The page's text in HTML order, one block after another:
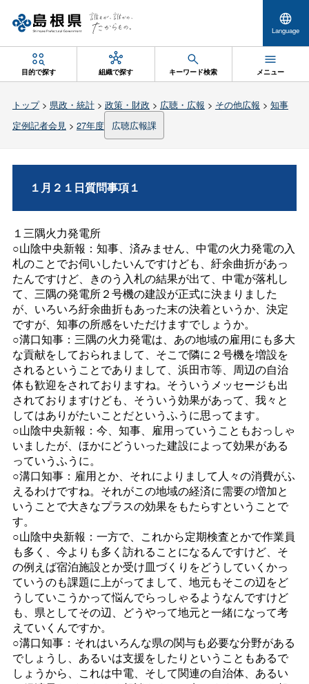
Language
目的で探す 組織で探す キーワード検索 メニュー
トップ> 県政・統計> 政策・財政 > 広聴・広報 > その他広報 > 知事
定例記者会見> 27年度 広聴広報課
１月２１日質問事項１
１三隅火力発電所
○山陰中央新報：知事、済みません、中電の火力発電の入
札のことでお伺いしたいんですけども、紆余曲折があっ
たんですけど、きのう入札の結果が出て、中電が落札し
て、三隅の発電所２号機の建設が正式に決まりました
が、いろいろ紆余曲折もあった末の決着というか、決定
ですが、知事の所感をいただけますでしょうか。
○溝口知事：三隅の火力発電は、あの地域の雇用にも多大
な貢献をしておられまして、そこで隣に２号機を増設を
されるということでありまして、浜田市等、周辺の自治
体も歓迎をされておりますね。そういうメッセージも出
されておりますけども、そういう効果があって、我々と
してはありがたいことだというふうに思ってます。
○山陰中央新報：今、知事、雇用っていうこともおっしゃ
いましたが、ほかにどういった建設によって効果がある
っていうふうに。
○溝口知事：雇用とか、それによりまして人々の消費がふ
えるわけですね。それがこの地域の経済に需要の増加と
いうことで大きなプラスの効果をもたらすということで
す。
○山陰中央新報：一方で、これから定期検査とかで作業員
も多く、今よりも多く訪れることになるんですけど、そ
の例えば宿泊施設とか受け皿づくりをどうしていくかっ
ていうのも課題に上がってまして、地元もそこの辺をど
うしていこうかって悩んでらっしゃるようなんですけど
も、県としてその辺、どうやって地元と一緒になって考
えていくんですか。
○溝口知事：それはいろんな県の関与も必要な分野がある
でしょうし、あるいは支援をしたりということもあるで
しょうから、これは中電、そして関連の自治体、あるい